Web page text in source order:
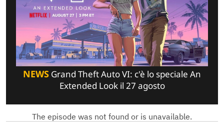
NEWS Grand Theft Auto VI: c'è lo speciale An
Extended Look il 27 agosto